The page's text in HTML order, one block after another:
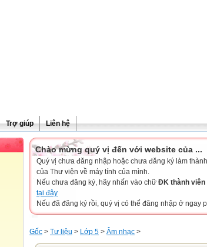
Trợ giúp Liên hệ
Chào mừng quý vị đến với website của ...
Quý vị chưa đăng nhập hoặc chưa đăng ký làm
của Thư viện về máy tính của mình.
Nếu chưa đăng ký, hãy nhấn vào chữ ĐK thành viên
tại đây
Nếu đã đăng ký rồi, quý vị có thể đăng nhập ở ngay
Gốc > Tư liệu > Lớp 5 > Âm nhạc >